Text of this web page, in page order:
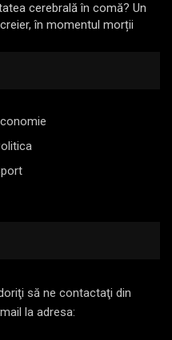
cerebrală în comă? Un
în momentul morții
să ne contactaţi din
la adresa: